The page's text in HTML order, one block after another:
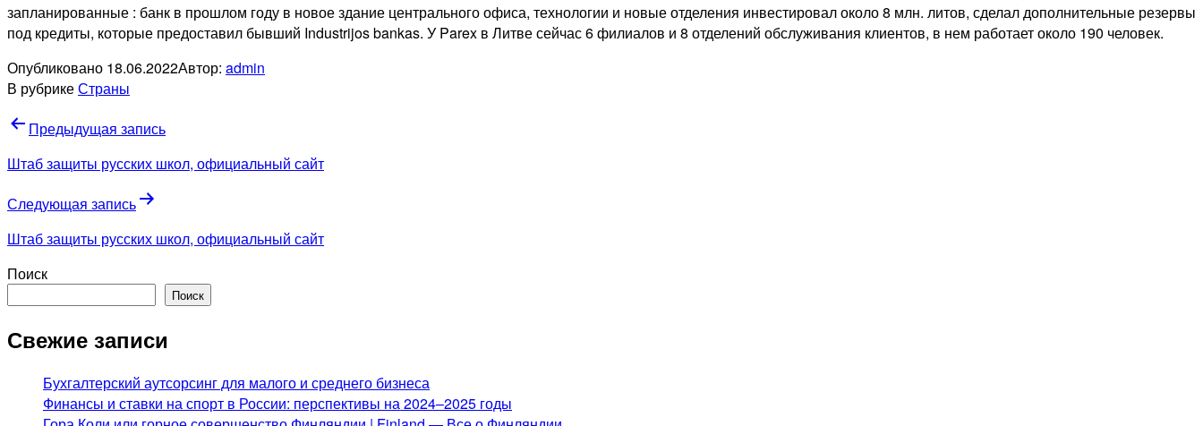
запланированные : банк в прошлом году в новое здание центрального офиса, технологии и новые отделения инвестировал около 8 млн. литов, сделал дополнительные резервы
под кредиты, которые предоставил бывший Industrijos bankas. У Parex в Литве сейчас 6 филиалов и 8 отделений обслуживания клиентов, в нем работает около 190 человек.
Опубликовано 18.06.2022Автор: admin
В рубрикеСтраны
Навигация
по
Предыдущая запись
Штаб защиты русских школ, официальный сайт
Следующая запись
Штаб защиты русских школ, официальный сайт
Поиск
Поиск
Свежие записи
Бухгалтерский аутсорсинг для малого и среднего бизнеса
Финансы и ставки на спорт в России: перспективы на 2024–2025 годы